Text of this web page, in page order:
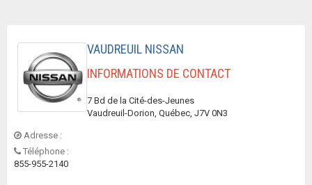
VAUDREUIL NISSAN
INFORMATIONS DE CONTACT
Adresse :
7 Bd de la Cité-des-Jeunes
Vaudreuil-Dorion, Québec, J7V 0N3
Téléphone :
855-955-2140